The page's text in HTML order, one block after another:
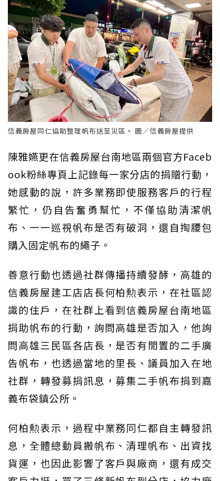
信義房屋同仁協助整理帆布送至災區。 圖／信義房屋提供
陳雅嬿更在信義房屋台南地區兩個官方Faceb
ook粉絲專頁上記錄每一家分店的捐贈行動，
她感動的說，許多業務即使服務客戶的行程
繁忙，仍自告奮勇幫忙，不僅協助清潔帆
布、一一巡視帆布是否有破洞，還自掏腰包
購入固定帆布的繩子。
善意行動也透過社群傳播持續發酵，高雄的
信義房屋建工店店長何柏勲表示，在社區認
識的住戶，在社群上看到信義房屋台南地區
捐助帆布的行動，詢問高雄是否加入，他詢
問高雄三民區各店長，是否有閒置的二手廣
告帆布，也透過當地的里長、議員加入在地
社群，轉發募捐訊息，募集二手帆布捐到嘉
義布袋鎮公所。
何柏勲表示，過程中業務同仁都自主轉發訊
息，全體總動員搬帆布、清理帆布、出資找
貨運，也因此影響了客戶與廠商，還有成交